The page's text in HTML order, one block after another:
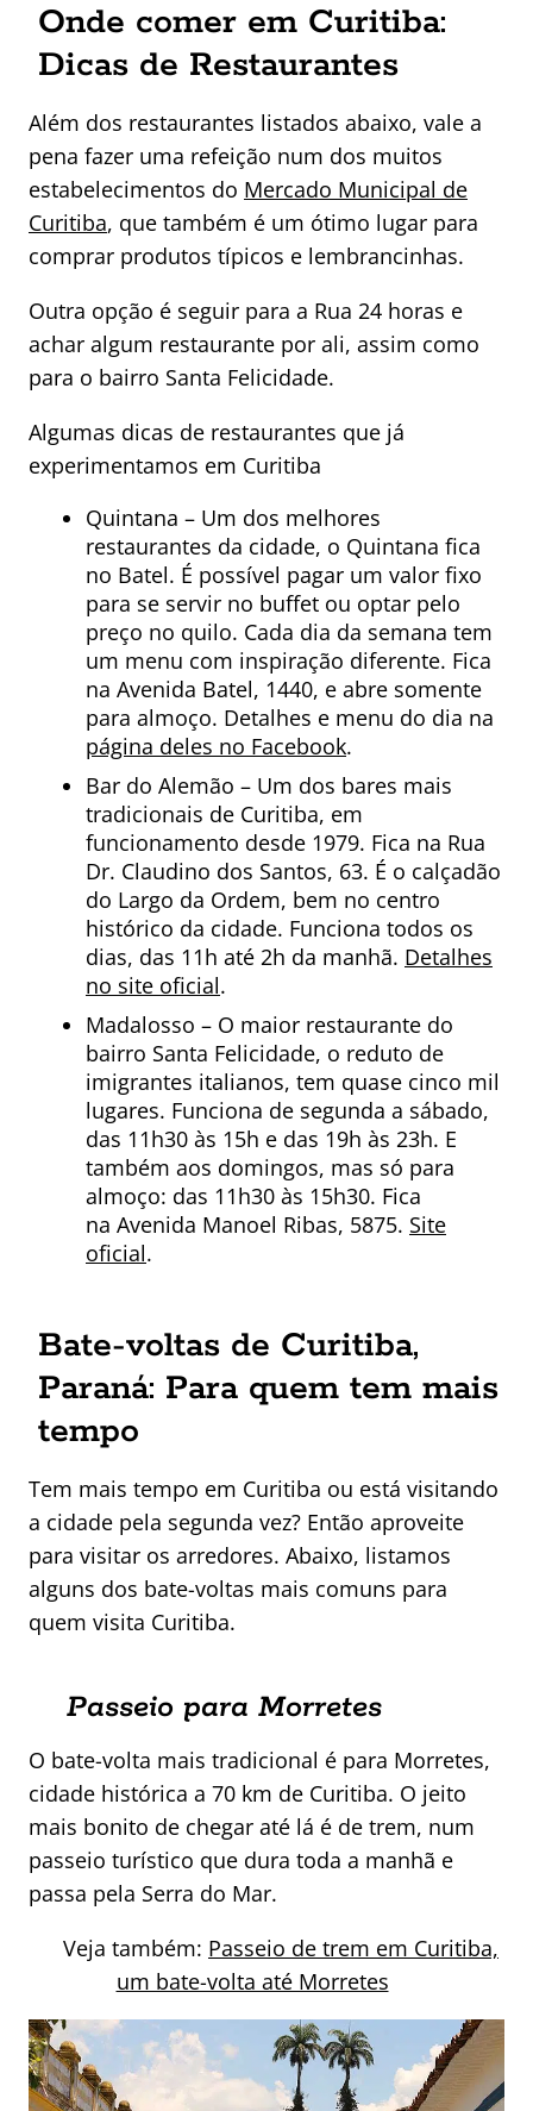
Onde comer em Curitiba:
Dicas de Restaurantes
Além dos restaurantes listados abaixo, vale a
pena fazer uma refeição num dos muitos
estabelecimentos do Mercado Municipal de
Curitiba, que também é um ótimo lugar para
comprar produtos típicos e lembrancinhas.
Outra opção é seguir para a Rua 24 horas e
achar algum restaurante por ali, assim como
para o bairro Santa Felicidade.
Algumas dicas de restaurantes que já
experimentamos em Curitiba
Quintana – Um dos melhores
restaurantes da cidade, o Quintana fica
no Batel. É possível pagar um valor fixo
para se servir no buffet ou optar pelo
preço no quilo. Cada dia da semana tem
um menu com inspiração diferente. Fica
na Avenida Batel, 1440, e abre somente
para almoço. Detalhes e menu do dia na
página deles no Facebook.
Bar do Alemão – Um dos bares mais
tradicionais de Curitiba, em
funcionamento desde 1979. Fica na Rua
Dr. Claudino dos Santos, 63. É o calçadão
do Largo da Ordem, bem no centro
histórico da cidade. Funciona todos os
dias, das 11h até 2h da manhã. Detalhes
no site oficial.
Madalosso – O maior restaurante do
bairro Santa Felicidade, o reduto de
imigrantes italianos, tem quase cinco mil
lugares. Funciona de segunda a sábado,
das 11h30 às 15h e das 19h às 23h. E
também aos domingos, mas só para
almoço: das 11h30 às 15h30. Fica
na Avenida Manoel Ribas, 5875. Site
oficial.
Bate-voltas de Curitiba,
Paraná: Para quem tem mais
tempo
Tem mais tempo em Curitiba ou está visitando
a cidade pela segunda vez? Então aproveite
para visitar os arredores. Abaixo, listamos
alguns dos bate-voltas mais comuns para
quem visita Curitiba.
Passeio para Morretes
O bate-volta mais tradicional é para Morretes,
cidade histórica a 70 km de Curitiba. O jeito
mais bonito de chegar até lá é de trem, num
passeio turístico que dura toda a manhã e
passa pela Serra do Mar.
Veja também: Passeio de trem em Curitiba,
um bate-volta até Morretes